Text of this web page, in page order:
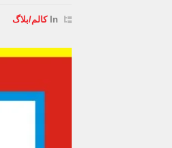
In کالم/بلاگ